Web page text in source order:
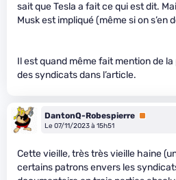
sait que Tesla a fait ce qui est dit.
Musk est impliqué (même si on s’en
Il est quand même fait mention de
des syndicats dans l’article.
DantonQ-Robespierre Premium
Le 07/11/2023 à 15h51
Cette vieille, très très vieille haine
certains patrons envers les